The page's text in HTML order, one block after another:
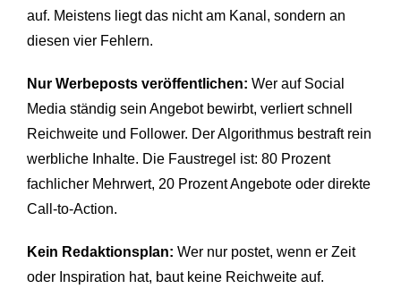
auf. Meistens liegt das nicht am Kanal, sondern an
diesen vier Fehlern.
Nur Werbeposts veröffentlichen: Wer auf Social
Media ständig sein Angebot bewirbt, verliert schnell
Reichweite und Follower. Der Algorithmus bestraft rein
werbliche Inhalte. Die Faustregel ist: 80 Prozent
fachlicher Mehrwert, 20 Prozent Angebote oder direkte
Call-to-Action.
Kein Redaktionsplan: Wer nur postet, wenn er Zeit
oder Inspiration hat, baut keine Reichweite auf.